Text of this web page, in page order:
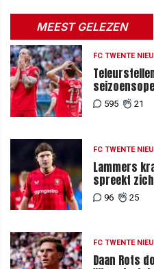
MEEST GELEZEN
FC TWENTE
595 21
FC TWENTE
Lammers
spreekt
van te
96 25
FC TWENTE
Daan Rots